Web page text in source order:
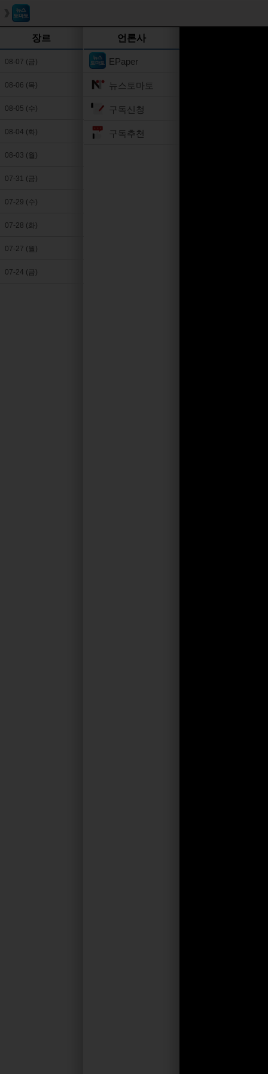
장르
08-07 (금)
08-06 (목)
08-05 (수)
08-04 (화)
08-03 (월)
07-31 (금)
07-29 (수)
07-28 (화)
07-27 (월)
07-24 (금)
언론사
EPaper
뉴스토마토
구독신청
구독추천